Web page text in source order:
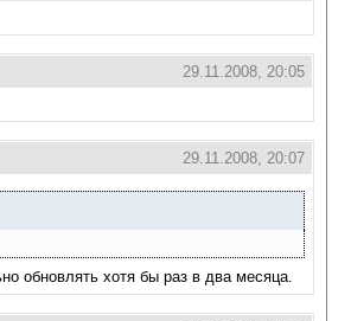
29.11.2008, 20:05
29.11.2008, 20:07
обновлять хотя бы раз в два месяца.